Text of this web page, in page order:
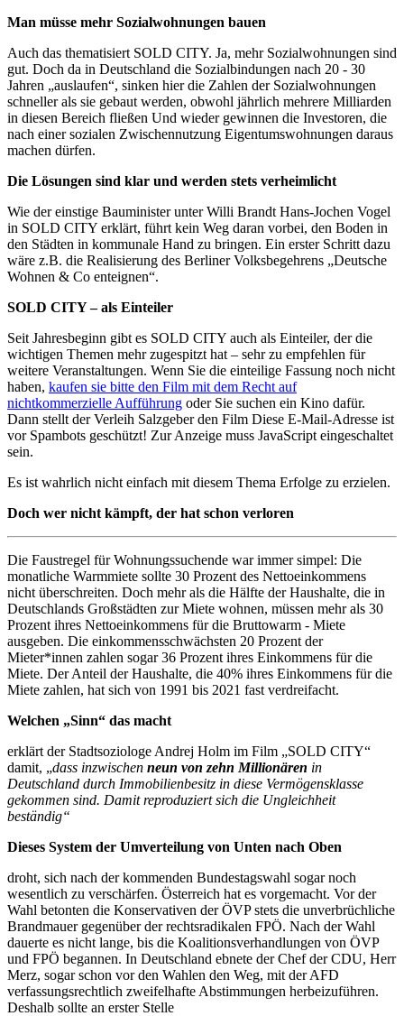
Man müsse mehr Sozialwohnungen bauen
Auch das thematisiert SOLD CITY. Ja, mehr Sozialwohnungen sind
gut. Doch da in Deutschland die Sozialbindungen nach 20 - 30
Jahren „auslaufen“, sinken hier die Zahlen der Sozialwohnungen
schneller als sie gebaut werden, obwohl jährlich mehrere Milliarden
in diesen Bereich fließen Und wieder gewinnen die Investoren, die
nach einer sozialen Zwischennutzung Eigentumswohnungen daraus
machen dürfen.
Die Lösungen sind klar und werden stets verheimlicht
Wie der einstige Bauminister unter Willi Brandt Hans-Jochen Vogel
in SOLD CITY erklärt, führt kein Weg daran vorbei, den Boden in
den Städten in kommunale Hand zu bringen. Ein erster Schritt dazu
wäre z.B. die Realisierung des Berliner Volksbegehrens „Deutsche
Wohnen & Co enteignen“.
SOLD CITY – als Einteiler
Seit Jahresbeginn gibt es SOLD CITY auch als Einteiler, der die
wichtigen Themen mehr zugespitzt hat – sehr zu empfehlen für
weitere Veranstaltungen. Wenn Sie die einteilige Fassung noch nicht
haben, kaufen sie bitte den Film mit dem Recht auf
nichtkommerzielle Aufführung oder Sie suchen ein Kino dafür.
Dann stellt der Verleih Salzgeber den Film Diese E-Mail-Adresse ist
vor Spambots geschützt! Zur Anzeige muss JavaScript eingeschaltet
sein.
Es ist wahrlich nicht einfach mit diesem Thema Erfolge zu erzielen.
Doch wer nicht kämpft, der hat schon verloren
Die Faustregel für Wohnungssuchende war immer simpel: Die
monatliche Warmmiete sollte 30 Prozent des Nettoeinkommens
nicht überschreiten. Doch mehr als die Hälfte der Haushalte, die in
Deutschlands Großstädten zur Miete wohnen, müssen mehr als 30
Prozent ihres Nettoeinkommens für die Bruttowarm - Miete
ausgeben. Die einkommensschwächsten 20 Prozent der
Mieter*innen zahlen sogar 36 Prozent ihres Einkommens für die
Miete. Der Anteil der Haushalte, die 40% ihres Einkommens für die
Miete zahlen, hat sich von 1991 bis 2021 fast verdreifacht.
Welchen „Sinn“ das macht
erklärt der Stadtsoziologe Andrej Holm im Film „SOLD CITY“
damit, „dass inzwischen neun von zehn Millionären in
Deutschland durch Immobilienbesitz in diese Vermögensklasse
gekommen sind. Damit reproduziert sich die Ungleichheit
beständig“
Dieses System der Umverteilung von Unten nach Oben
droht, sich nach der kommenden Bundestagswahl sogar noch
wesentlich zu verschärfen. Österreich hat es vorgemacht. Vor der
Wahl betonten die Konservativen der ÖVP stets die unverbrüchliche
Brandmauer gegenüber der rechtsradikalen FPÖ. Nach der Wahl
dauerte es nicht lange, bis die Koalitionsverhandlungen von ÖVP
und FPÖ begannen. In Deutschland ebnete der Chef der CDU, Herr
Merz, sogar schon vor den Wahlen den Weg, mit der AFD
verfassungsrechtlich zweifelhafte Abstimmungen herbeizuführen.
Deshalb sollte an erster Stelle